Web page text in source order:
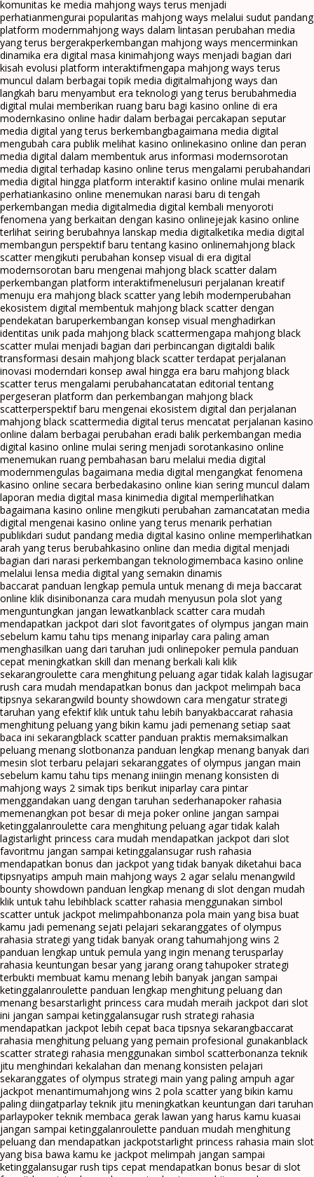
komunitas ke media mahjong ways terus menjadi
perhatianmengurai popularitas mahjong ways melalui sudut pandang
platform modernmahjong ways dalam lintasan perubahan media
yang terus bergerakperkembangan mahjong ways mencerminkan
dinamika era digital masa kinimahjong ways menjadi bagian dari
kisah evolusi platform interaktifmengapa mahjong ways terus
muncul dalam berbagai topik media digitalmahjong ways dan
langkah baru menyambut era teknologi yang terus berubahmedia
digital mulai memberikan ruang baru bagi kasino online di era
modernkasino online hadir dalam berbagai percakapan seputar
media digital yang terus berkembangbagaimana media digital
mengubah cara publik melihat kasino onlinekasino online dan peran
media digital dalam membentuk arus informasi modernsorotan
media digital terhadap kasino online terus mengalami perubahandari
media digital hingga platform interaktif kasino online mulai menarik
perhatiankasino online menemukan narasi baru di tengah
perkembangan media digitalmedia digital kembali menyoroti
fenomena yang berkaitan dengan kasino onlinejejak kasino online
terlihat seiring berubahnya lanskap media digitalketika media digital
membangun perspektif baru tentang kasino onlinemahjong black
scatter mengikuti perubahan konsep visual di era digital
modernsorotan baru mengenai mahjong black scatter dalam
perkembangan platform interaktifmenelusuri perjalanan kreatif
menuju era mahjong black scatter yang lebih modernperubahan
ekosistem digital membentuk mahjong black scatter dengan
pendekatan baruperkembangan konsep visual menghadirkan
identitas unik pada mahjong black scattermengapa mahjong black
scatter mulai menjadi bagian dari perbincangan digitaldi balik
transformasi desain mahjong black scatter terdapat perjalanan
inovasi moderndari konsep awal hingga era baru mahjong black
scatter terus mengalami perubahancatatan editorial tentang
pergeseran platform dan perkembangan mahjong black
scatterperspektif baru mengenai ekosistem digital dan perjalanan
mahjong black scattermedia digital terus mencatat perjalanan kasino
online dalam berbagai perubahan eradi balik perkembangan media
digital kasino online mulai sering menjadi sorotankasino online
menemukan ruang pembahasan baru melalui media digital
modernmengulas bagaimana media digital mengangkat fenomena
kasino online secara berbedakasino online kian sering muncul dalam
laporan media digital masa kinimedia digital memperlihatkan
bagaimana kasino online mengikuti perubahan zamancatatan media
digital mengenai kasino online yang terus menarik perhatian
publikdari sudut pandang media digital kasino online memperlihatkan
arah yang terus berubahkasino online dan media digital menjadi
bagian dari narasi perkembangan teknologimembaca kasino online
melalui lensa media digital yang semakin dinamis
baccarat panduan lengkap pemula untuk menang di meja baccarat
online klik disinibonanza cara mudah menyusun pola slot yang
menguntungkan jangan lewatkanblack scatter cara mudah
mendapatkan jackpot dari slot favoritgates of olympus jangan main
sebelum kamu tahu tips menang iniparlay cara paling aman
menghasilkan uang dari taruhan judi onlinepoker pemula panduan
cepat meningkatkan skill dan menang berkali kali klik
sekarangroulette cara menghitung peluang agar tidak kalah lagisugar
rush cara mudah mendapatkan bonus dan jackpot melimpah baca
tipsnya sekarangwild bounty showdown cara mengatur strategi
taruhan yang efektif klik untuk tahu lebih banyakbaccarat rahasia
menghitung peluang yang bikin kamu jadi pemenang setiap saat
baca ini sekarangblack scatter panduan praktis memaksimalkan
peluang menang slotbonanza panduan lengkap menang banyak dari
mesin slot terbaru pelajari sekaranggates of olympus jangan main
sebelum kamu tahu tips menang iniingin menang konsisten di
mahjong ways 2 simak tips berikut iniparlay cara pintar
menggandakan uang dengan taruhan sederhanapoker rahasia
memenangkan pot besar di meja poker online jangan sampai
ketinggalanroulette cara menghitung peluang agar tidak kalah
lagistarlight princess cara mudah mendapatkan jackpot dari slot
favoritmu jangan sampai ketinggalansugar rush rahasia
mendapatkan bonus dan jackpot yang tidak banyak diketahui baca
tipsnyatips ampuh main mahjong ways 2 agar selalu menangwild
bounty showdown panduan lengkap menang di slot dengan mudah
klik untuk tahu lebihblack scatter rahasia menggunakan simbol
scatter untuk jackpot melimpahbonanza pola main yang bisa buat
kamu jadi pemenang sejati pelajari sekaranggates of olympus
rahasia strategi yang tidak banyak orang tahumahjong wins 2
panduan lengkap untuk pemula yang ingin menang terusparlay
rahasia keuntungan besar yang jarang orang tahupoker strategi
terbukti membuat kamu menang lebih banyak jangan sampai
ketinggalanroulette panduan lengkap menghitung peluang dan
menang besarstarlight princess cara mudah meraih jackpot dari slot
ini jangan sampai ketinggalansugar rush strategi rahasia
mendapatkan jackpot lebih cepat baca tipsnya sekarangbaccarat
rahasia menghitung peluang yang pemain profesional gunakanblack
scatter strategi rahasia menggunakan simbol scatterbonanza teknik
jitu menghindari kekalahan dan menang konsisten pelajari
sekaranggates of olympus strategi main yang paling ampuh agar
jackpot menantimumahjong wins 2 pola scatter yang bikin kamu
paling diingatparlay teknik jitu meningkatkan keuntungan dari taruhan
parlaypoker teknik membaca gerak lawan yang harus kamu kuasai
jangan sampai ketinggalanroulette panduan mudah menghitung
peluang dan mendapatkan jackpotstarlight princess rahasia main slot
yang bisa bawa kamu ke jackpot melimpah jangan sampai
ketinggalansugar rush tips cepat mendapatkan bonus besar di slot